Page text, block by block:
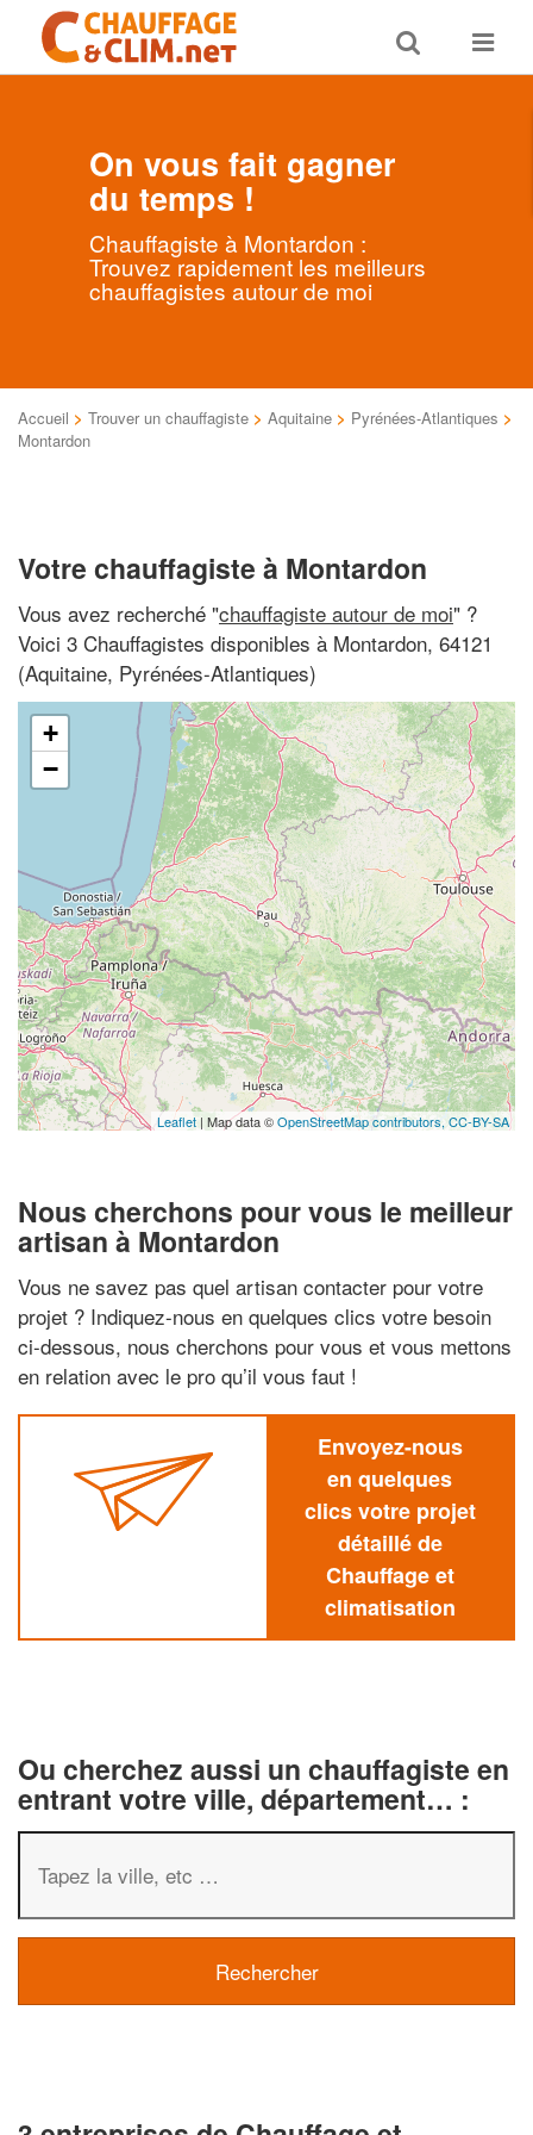
Toggle
search
Toggle
On vous fait gagner
du temps !
Chauffagiste à Montardon :
Trouvez rapidement les meilleurs
chauffagistes autour de moi
Accueil > Trouver un chauffagiste > Aquitaine > Pyrénées-Atlantiques >
Montardon
Votre chauffagiste à Montardon
Vous avez recherché "chauffagiste autour de moi" ?
Voici 3 Chauffagistes disponibles à Montardon, 64121
(Aquitaine, Pyrénées-Atlantiques)
+
−
Leaflet | Map data ©OpenStreetMap contributors, CC-BY-SA
Nous cherchons pour vous le meilleur
artisan à Montardon
Vous ne savez pas quel artisan contacter pour votre
projet ? Indiquez-nous en quelques clics votre besoin
ci-dessous, nous cherchons pour vous et vous mettons
en relation avec le pro qu’il vous faut !
Envoyez-nous
en quelques
clics votre projet
détaillé de
Chauffage et
climatisation
Ou cherchez aussi un chauffagiste en
entrant votre ville, département… :